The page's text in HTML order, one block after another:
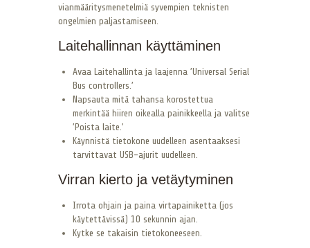
vianmääritysmenetelmiä syvempien teknisten
ongelmien paljastamiseen.
Laitehallinnan käyttäminen
Avaa Laitehallinta ja laajenna ’Universal Serial
Bus controllers.’
Napsauta mitä tahansa korostettua
merkintää hiiren oikealla painikkeella ja valitse
’Poista laite.’
Käynnistä tietokone uudelleen asentaaksesi
tarvittavat USB-ajurit uudelleen.
Virran kierto ja vetäytyminen
Irrota ohjain ja paina virtapainiketta (jos
käytettävissä) 10 sekunnin ajan.
Kytke se takaisin tietokoneeseen.